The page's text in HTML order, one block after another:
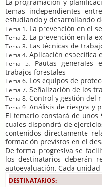
La programación y
temas independientes
estudiando y desarrollando
Tema 1. La prevención en el
Tema 2. La prevención en la
Tema 3. Las técnicas de
Tema 4. Aplicación específica
Tema 5. Pautas generales
trabajos forestales
Tema 6. Los equipos de
Tema 7. Señalización de los
Tema 8. Control y gestión del
Tema 9. Análisis de riesgos y
El temario constará de unos
cuales dispondrá de
contenidos directamente
formación previstos en el
De forma progresiva se
los destinatarios deberán
autoevaluación. Cada
DESTINATARIOS: